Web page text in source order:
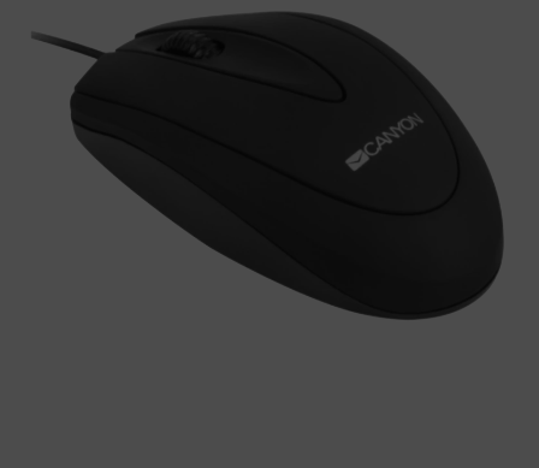
Խոհանոցի համար
Ավտոմեքենաների աուդիոտեխնիկա